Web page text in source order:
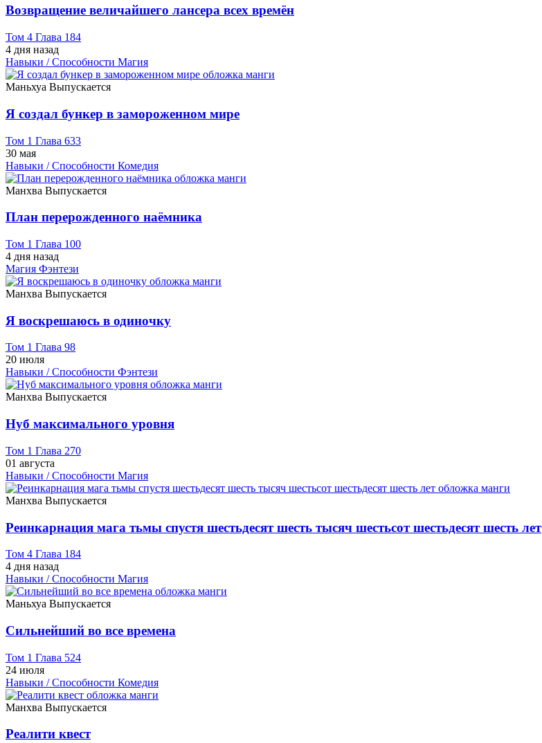
Возвращение величайшего лансера всех времён
Том 4 Глава 184
4 дня назад
Навыки / Способности Магия
Маньхуа Выпускается
Я создал бункер в замороженном мире
Том 1 Глава 633
30 мая
Навыки / Способности Комедия
Манхва Выпускается
План перерожденного наёмника
Том 1 Глава 100
4 дня назад
Магия Фэнтези
Манхва Выпускается
Я воскрешаюсь в одиночку
Том 1 Глава 98
20 июля
Навыки / Способности Фэнтези
Манхва Выпускается
Нуб максимального уровня
Том 1 Глава 270
01 августа
Навыки / Способности Магия
Манхва Выпускается
Реинкарнация мага тьмы спустя шестьдесят шесть тысяч шестьсот шестьдесят шесть лет
Том 4 Глава 184
4 дня назад
Навыки / Способности Магия
Маньхуа Выпускается
Сильнейший во все времена
Том 1 Глава 524
24 июля
Навыки / Способности Комедия
Манхва Выпускается
Реалити квест